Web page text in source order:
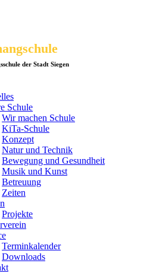
der Stadt Siegen
Schule
Wir machen Schule
KiTa-Schule
Konzept
Natur und Technik
Bewegung und Gesundheit
Musik und Kunst
Betreuung
Zeiten
Projekte
Terminkalender
Downloads